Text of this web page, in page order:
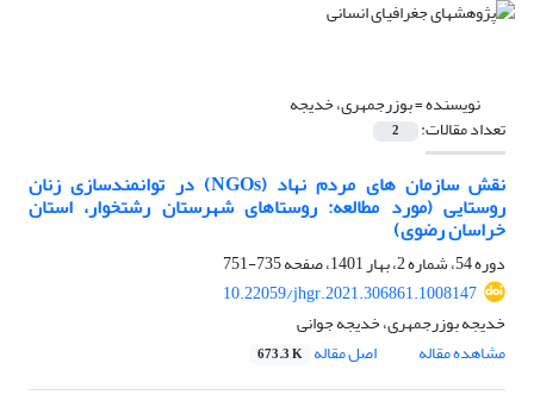
نویسنده =بوزرجمهری، خدیجه
تعداد مقالات: 2
نقش سازمان‏‏ های مردم‏ نهاد (NGOs) در توانمندسازی زنان
روستایی (مورد مطالعه: روستاهای شهرستان رشتخوار، استان
خراسان رضوی)
دوره 54، شماره 2، بهار 1401، صفحه
735-751
10.22059/jhgr.2021.306861.1008147
خدیجه بوزرجمهری، خدیجه جوانی
مشاهده مقاله
اصل مقاله 673.3 K